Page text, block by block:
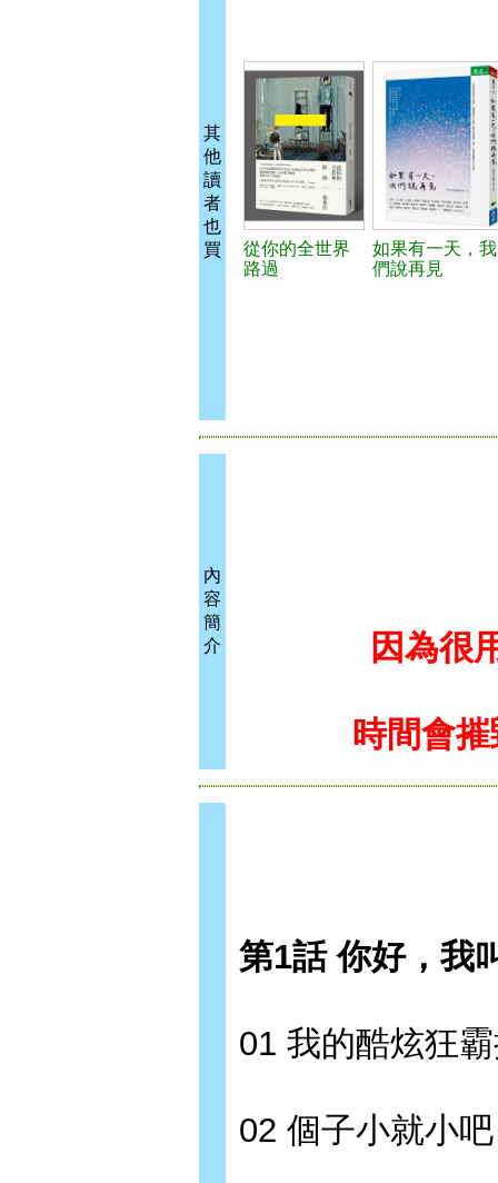
其
他
讀
者
也
買
從你的全世界
路過
如果有一天，我
們說再見
內
容
簡
介
因為很
時間會
第1話 你好，我
01 我的酷炫狂
02 個子小就小